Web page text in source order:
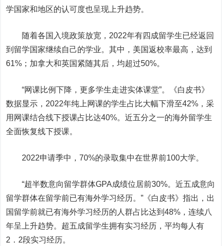
学国家和地区的认可度也呈现上升趋势。
随着各国入境政策放宽，2022年有四成留学生已经返回
到留学国家继续自己的学业。其中，美国返校率最高，达到
61%；加拿大和英国 紧随其后 ，均超过50%。
“网课比例下降，更多学生走进实体课堂”。《白皮书》
数据显示 ， 2022年纯 上 网课的学生占比大幅下滑至42% ，采
用网课结合线下授课占比达40%。近五分之一的海外留学生
全面恢复线下授课。
2022申请季中，70%的录取集中在世界前100大学。
“超半数意向留学群体GPA成绩位居前30%。近五成意向
留学群体在留学前已有海外学习经历。” 《白皮书》指出 ， 出
国留学前就已有海外学习经历的人群占比达到48%，连续八
年呈上升趋势。 超五成留学生拥有实习经历，平均每人有
2 ． 2段实习经历。